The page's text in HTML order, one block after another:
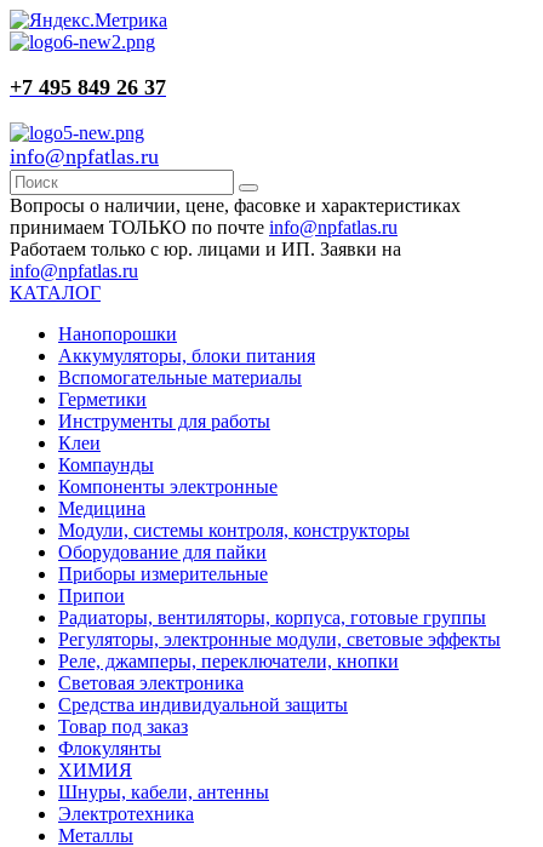
+7 495 849 26 37
info@npfatlas.ru
Вопросы о наличии, цене, фасовке и характеристиках
принимаем ТОЛЬКО по почте info@npfatlas.ru
Работаем только с юр. лицами и ИП. Заявки на
info@npfatlas.ru
КАТАЛОГ
Нанопорошки
Аккумуляторы, блоки питания
Вспомогательные материалы
Герметики
Инструменты для работы
Клеи
Компаунды
Компоненты электронные
Медицина
Модули, системы контроля, конструкторы
Оборудование для пайки
Приборы измерительные
Припои
Радиаторы, вентиляторы, корпуса, готовые группы
Регуляторы, электронные модули, световые эффекты
Реле, джамперы, переключатели, кнопки
Световая электроника
Средства индивидуальной защиты
Товар под заказ
Флокулянты
ХИМИЯ
Шнуры, кабели, антенны
Электротехника
Металлы